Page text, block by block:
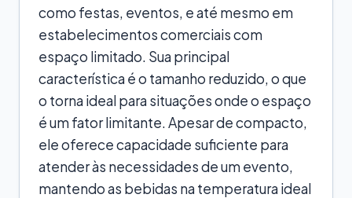
como festas, eventos, e até mesmo em
estabelecimentos comerciais com
espaço limitado. Sua principal
característica é o tamanho reduzido, o que
o torna ideal para situações onde o espaço
é um fator limitante. Apesar de compacto,
ele oferece capacidade suficiente para
atender às necessidades de um evento,
mantendo as bebidas na temperatura ideal